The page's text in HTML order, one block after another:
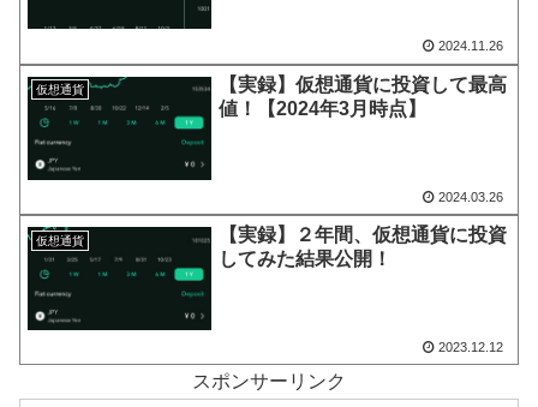
2024.11.26
仮想通貨
【実録】仮想通貨に投資して最高
値！【2024年3月時点】
2024.03.26
仮想通貨
【実録】２年間、仮想通貨に投資
してみた結果公開！
2023.12.12
スポンサーリンク